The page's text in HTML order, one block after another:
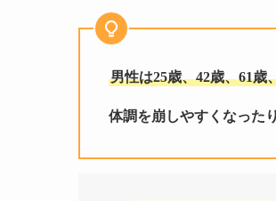
男性は25歳、42歳、61歳
体調を崩しやすくなった